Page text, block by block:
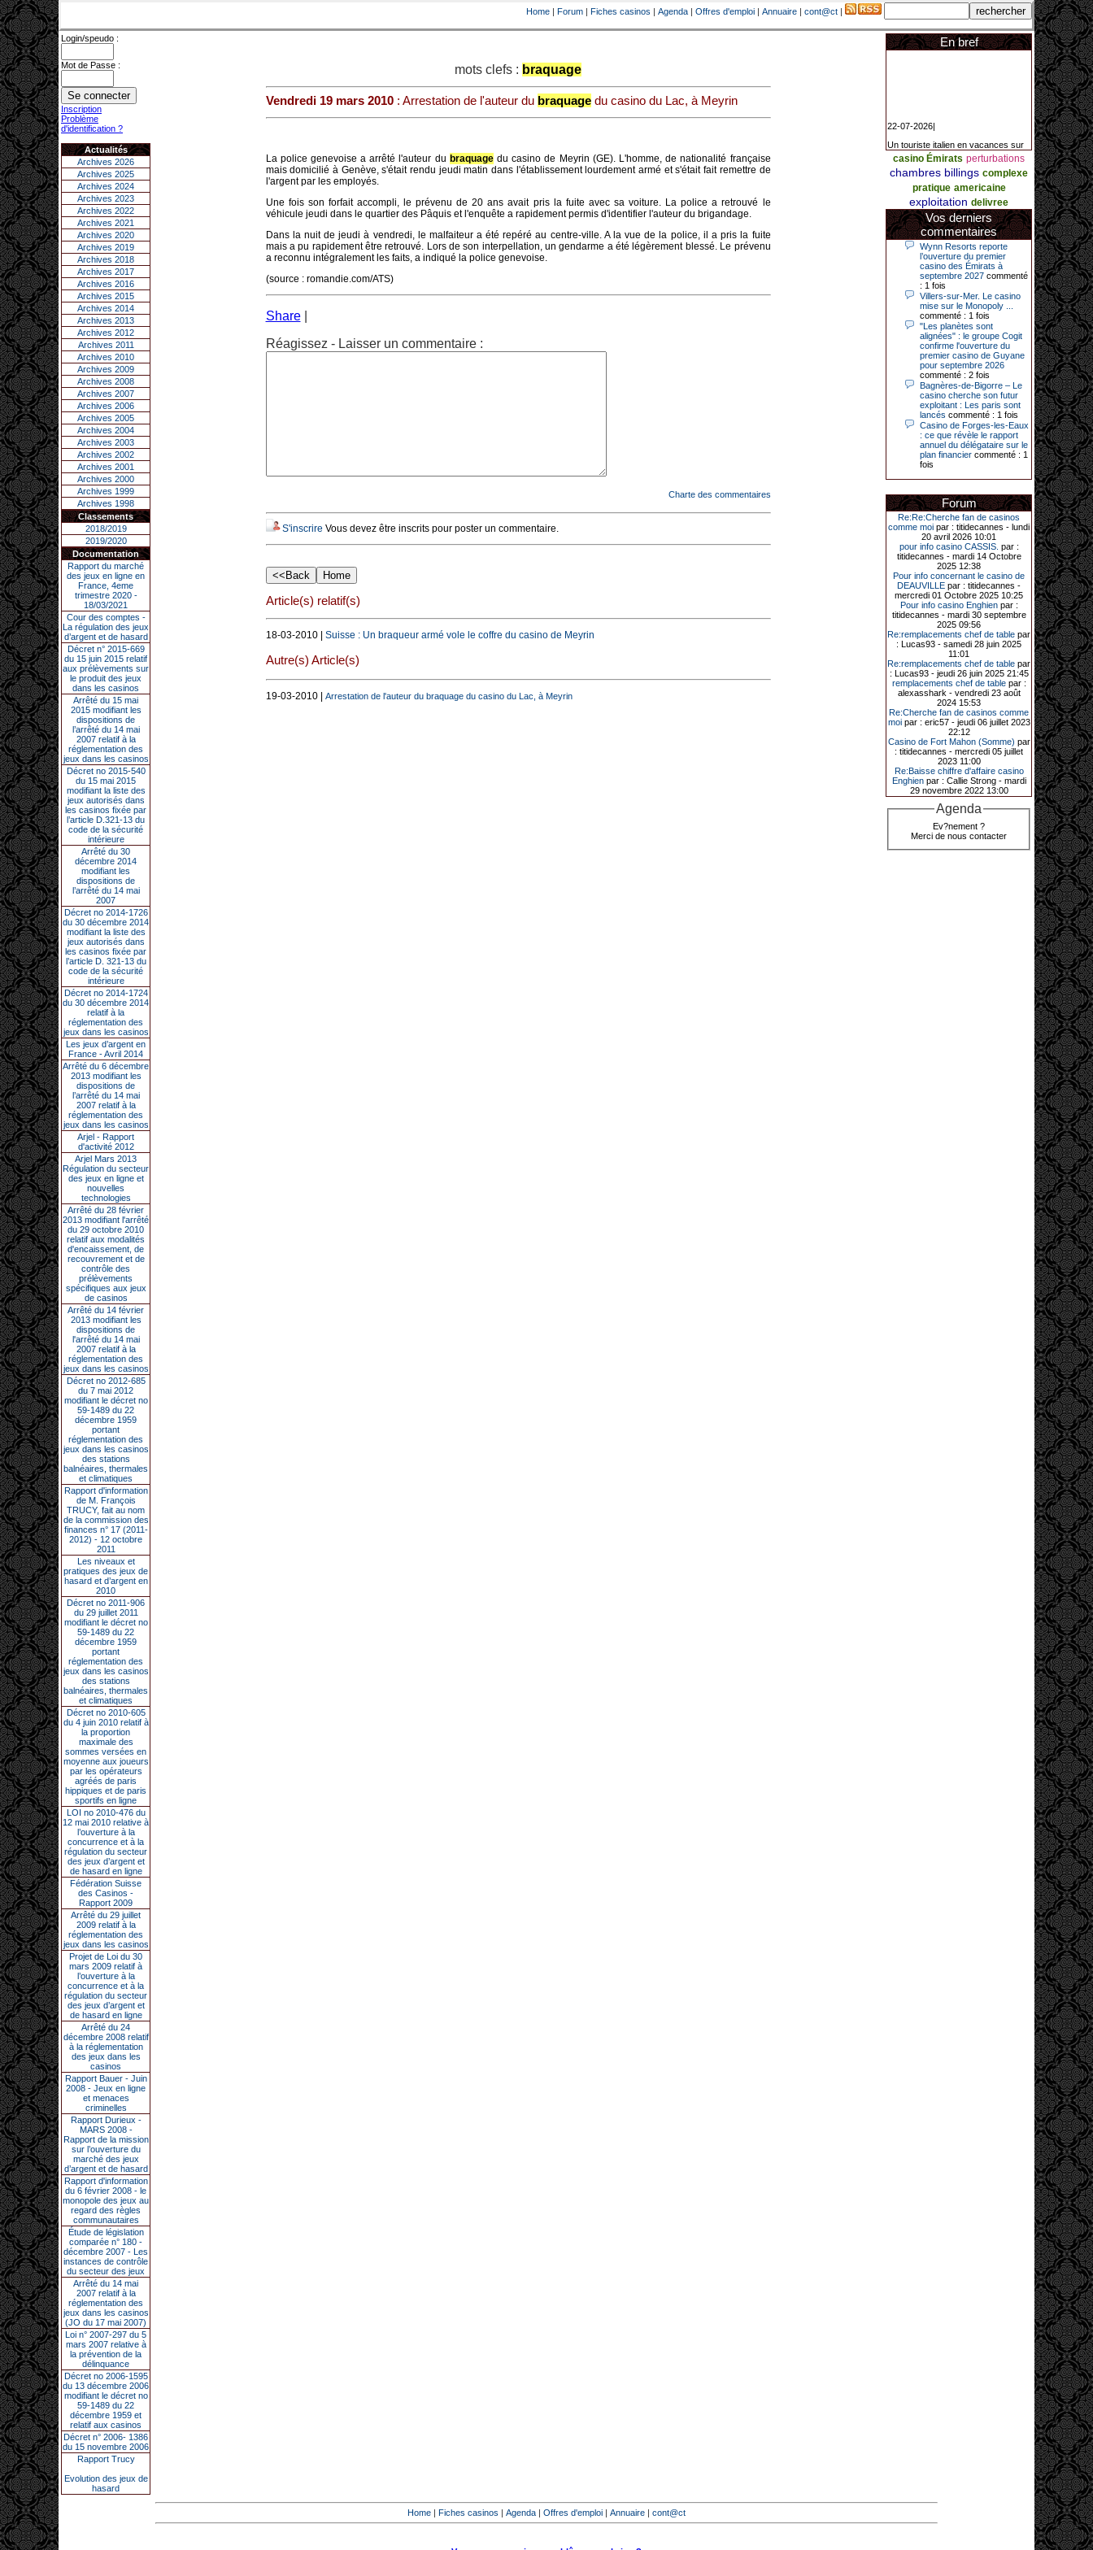
Home | Forum | Fiches casinos | Agenda | Offres d'emploi | Annuaire | cont@ct |
Login/speudo :
Mot de Passe :
Inscription
Problème
d'identification ?
Actualités
Archives 2026
Archives 2025
Archives 2024
Archives 2023
Archives 2022
Archives 2021
Archives 2020
Archives 2019
Archives 2018
Archives 2017
Archives 2016
Archives 2015
Archives 2014
Archives 2013
Archives 2012
Archives 2011
Archives 2010
Archives 2009
Archives 2008
Archives 2007
Archives 2006
Archives 2005
Archives 2004
Archives 2003
Archives 2002
Archives 2001
Archives 2000
Archives 1999
Archives 1998
Classements
2018/2019
2019/2020
Documentation
Rapport du marché
des jeux en ligne en
France, 4eme
trimestre 2020 -
18/03/2021
Cour des comptes -
La régulation des jeux
d’argent et de hasard
Décret n° 2015-669
du 15 juin 2015 relatif
aux prélèvements sur
le produit des jeux
dans les casinos
Arrêté du 15 mai
2015 modifiant les
dispositions de
l’arrêté du 14 mai
2007 relatif à la
réglementation des
jeux dans les casinos
Décret no 2015-540
du 15 mai 2015
modifiant la liste des
jeux autorisés dans
les casinos fixée par
l’article D.321-13 du
code de la sécurité
intérieure
Arrêté du 30
décembre 2014
modifiant les
dispositions de
l’arrêté du 14 mai
2007
Décret no 2014-1726
du 30 décembre 2014
modifiant la liste des
jeux autorisés dans
les casinos fixée par
l’article D. 321-13 du
code de la sécurité
intérieure
Décret no 2014-1724
du 30 décembre 2014
relatif à la
réglementation des
jeux dans les casinos
Les jeux d’argent en
France - Avril 2014
Arrêté du 6 décembre
2013 modifiant les
dispositions de
l’arrêté du 14 mai
2007 relatif à la
réglementation des
jeux dans les casinos
Arjel - Rapport
d'activité 2012
Arjel Mars 2013
Régulation du secteur
des jeux en ligne et
nouvelles
technologies
Arrêté du 28 février
2013 modifiant l'arrêté
du 29 octobre 2010
relatif aux modalités
d'encaissement, de
recouvrement et de
contrôle des
prélèvements
spécifiques aux jeux
de casinos
Arrêté du 14 février
2013 modifiant les
dispositions de
l'arrêté du 14 mai
2007 relatif à la
réglementation des
jeux dans les casinos
Décret no 2012-685
du 7 mai 2012
modifiant le décret no
59-1489 du 22
décembre 1959
portant
réglementation des
jeux dans les casinos
des stations
balnéaires, thermales
et climatiques
Rapport d'information
de M. François
TRUCY, fait au nom
de la commission des
finances n° 17 (2011-
2012) - 12 octobre
2011
Les niveaux et
pratiques des jeux de
hasard et d’argent en
2010
Décret no 2011-906
du 29 juillet 2011
modifiant le décret no
59-1489 du 22
décembre 1959
portant
réglementation des
jeux dans les casinos
des stations
balnéaires, thermales
et climatiques
Décret no 2010-605
du 4 juin 2010 relatif à
la proportion
maximale des
sommes versées en
moyenne aux joueurs
par les opérateurs
agréés de paris
hippiques et de paris
sportifs en ligne
LOI no 2010-476 du
12 mai 2010 relative à
l’ouverture à la
concurrence et à la
régulation du secteur
des jeux d’argent et
de hasard en ligne
Fédération Suisse
des Casinos -
Rapport 2009
Arrêté du 29 juillet
2009 relatif à la
réglementation des
jeux dans les casinos
Projet de Loi du 30
mars 2009 relatif à
l’ouverture à la
concurrence et à la
régulation du secteur
des jeux d’argent et
de hasard en ligne
Arrêté du 24
décembre 2008 relatif
à la réglementation
des jeux dans les
casinos
Rapport Bauer - Juin
2008 - Jeux en ligne
et menaces
criminelles
Rapport Durieux -
MARS 2008 -
Rapport de la mission
sur l’ouverture du
marché des jeux
d’argent et de hasard
Rapport d'information
du 6 février 2008 - le
monopole des jeux au
regard des règles
communautaires
Étude de législation
comparée n° 180 -
décembre 2007 - Les
instances de contrôle
du secteur des jeux
Arrêté du 14 mai
2007 relatif à la
réglementation des
jeux dans les casinos
(JO du 17 mai 2007)
Loi n° 2007-297 du 5
mars 2007 relative à
la prévention de la
délinquance
Décret no 2006-1595
du 13 décembre 2006
modifiant le décret no
59-1489 du 22
décembre 1959 et
relatif aux casinos
Décret n° 2006- 1386
du 15 novembre 2006
Rapport Trucy
Evolution des jeux de
hasard
mots clefs : braquage
Vendredi 19 mars 2010: Arrestation de l'auteur du braquagedu casino du Lac, à Meyrin
La police genevoise a arrêté l'auteur du braquagedu casino de Meyrin (GE). L'homme, de nationalité française
mais domicilié à Genève, s'était rendu jeudi matin dans l'établissement lourdement armé et s'était fait remettre de
l'argent par les employés.
Une fois son forfait accompli, le prévenu de 20 ans avait pris la fuite avec sa voiture. La police a retrouvé le
véhicule jeudi dans le quartier des Pâquis et l'enquête a rapidement permis d'identifier l'auteur du brigandage.
Dans la nuit de jeudi à vendredi, le malfaiteur a été repéré au centre-ville. A la vue de la police, il a pris la fuite
mais a pu rapidement être retrouvé. Lors de son interpellation, un gendarme a été légèrement blessé. Le prévenu
a reconnu intégralement les faits, a indiqué la police genevoise.
(source : romandie.com/ATS)
Share
Réagissez - Laisser un commentaire :
Charte des commentaires
S'inscrire Vous devez être inscrits pour poster un commentaire.
Article(s) relatif(s)
18-03-2010 | Suisse : Un braqueur armé vole le coffre du casino de Meyrin
Autre(s) Article(s)
19-03-2010 | Arrestation de l'auteur du braquage du casino du Lac, à Meyrin
En bref
22-07-2026|
Un touriste italien en vacances sur
la Côte d’Azur a remporté un
jackpot exceptionnel de 84.631
euros dans la nuit de samedi à
dimanche au Casino Barrière Le
Croisette à Cannes. Il s’agit d’un
nouveau record de gains de l’année
2026 pour cet établissement.
14-04-2026|
Dimanche 12 avril 2026, cette date
restera gravée dans la mémoire de
ce joueur du casino de Saint-Quay-
Portrieux (Côtes-d’Armor).
Ce quinquagénaire, habitant Plouha
mais souhaitant garder l’anonymat,
a eu l’énorme surprise de décrocher
un jackpot record de 82 426 €.
Le plus gros gain gagné depuis plus
de 20 ans dans l’établissement.
31-03-2026|
Série de jackpots au casino JOA de
Gujan-Mestras : ce mois de mars a
été fructueux pour quelques
une machine à sous pour une mise
initiale de 5,28 €. Puis quelques
jours plus tard, le vendredi 27 mars,
un joueur a décroché 12 086 euros
sur une autre machine à sous.
Enfin, troisième et dernier jackpot,
record cette fois-ci, le samedi 28
mars dernier. Quelque 111 322
euros ont été remportés sur la table
d’Ultimate Texas Hold’em Poker,
grâce à une mise de 5 euros sur la
case bonus et une quinte flush
royale. Ces gains ont été annoncés
dans un communiqué diffusé par le
casino ce lundi 30 mars en soirée.
11-01-2026|
Dimanche 11 janvier, en soirée, une
cliente retraitée de 78 ans, habitant
Trémuson, a eu l’énorme surprise
de décrocher un méga jackpot.
Elle n’a misé que 88 centimes sur
une machine à sous et a remporté
4_ 239 €?!
10-01-2026|
Au « Kasino » de Fréhel, une
vacancière a décroché le jackpot
casino Émirats perturbations
chambres billings complexe
pratique americaine
exploitation delivree
Vos derniers
commentaires
Wynn Resorts reporte
l’ouverture du premier
casino des Émirats à
septembre 2027 commenté
: 1 fois
Villers-sur-Mer. Le casino
mise sur le Monopoly ...
commenté : 1 fois
"Les planètes sont
alignées" : le groupe Cogit
confirme l'ouverture du
premier casino de Guyane
pour septembre 2026
commenté : 2 fois
Bagnères-de-Bigorre – Le
casino cherche son futur
exploitant : Les paris sont
lancés commenté : 1 fois
Casino de Forges-les-Eaux
: ce que révèle le rapport
annuel du délégataire sur le
plan financier commenté : 1
fois
Forum
Re:Re:Cherche fan de casinos
comme moi par : titidecannes - lundi
20 avril 2026 10:01
pour info casino CASSIS. par :
titidecannes - mardi 14 Octobre
2025 12:38
Pour info concernant le casino de
DEAUVILLE par : titidecannes -
mercredi 01 Octobre 2025 10:25
Pour info casino Enghienpar :
titidecannes - mardi 30 septembre
2025 09:56
Re:remplacements chef de table par
: Lucas93 - samedi 28 juin 2025
11:01
Re:remplacements chef de table par
: Lucas93 - jeudi 26 juin 2025 21:45
remplacements chef de tablepar :
alexasshark - vendredi 23 août
2024 15:53
Re:Cherche fan de casinos comme
moipar : eric57 - jeudi 06 juillet 2023
22:12
Casino de Fort Mahon (Somme) par
: titidecannes - mercredi 05 juillet
2023 11:00
Re:Baisse chiffre d'affaire casino
Enghienpar : Callie Strong - mardi
29 novembre 2022 13:00
Agenda
Ev?nement ?
Merci de nous contacter
Home | Fiches casinos | Agenda | Offres d'emploi | Annuaire | cont@ct